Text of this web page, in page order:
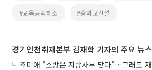
#교육공백해소 #중학교신설
경기인천취재본부 김재학 기자의 주요 뉴스